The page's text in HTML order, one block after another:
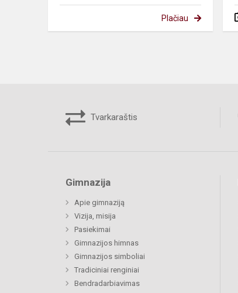
Plačiau
Tvarkaraštis
Gimnazija
Apie gimnaziją
Vizija, misija
Pasiekimai
Gimnazijos himnas
Gimnazijos simboliai
Tradiciniai renginiai
Bendradarbiavimas